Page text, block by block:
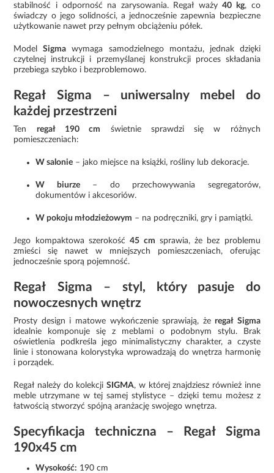
stabilność i odporność na zarysowania. Regał waży40 kg, co
świadczy o jego solidności, a jednocześnie zapewnia bezpieczne
użytkowanie nawet przy pełnym obciążeniu półek.
ModelSigma wymaga samodzielnego montażu, jednak dzięki
czytelnej instrukcji i przemyślanej konstrukcji proces składania
przebiega szybko i bezproblemowo.
Regał Sigma – uniwersalny mebel do
każdej przestrzeni
Ten regał 190 cm świetnie sprawdzi się w różnych
pomieszczeniach:
W salonie – jako miejsce na książki, rośliny lub dekoracje.
W biurze– do przechowywania segregatorów,
dokumentów i akcesoriów.
W pokoju młodzieżowym – na podręczniki, gry i pamiątki.
Jego kompaktowa szerokość45 cm sprawia, że bez problemu
zmieści się nawet w mniejszych pomieszczeniach, oferując
jednocześnie sporą pojemność.
Regał Sigma – styl, który pasuje do
nowoczesnych wnętrz
Prosty design i matowe wykończenie sprawiają, żeregał Sigma
idealnie komponuje się z meblami o podobnym stylu. Brak
oświetlenia podkreśla jego minimalistyczny charakter, a czyste
linie i stonowana kolorystyka wprowadzają do wnętrza harmonię
i porządek.
Regał należy do kolekcjiSIGMA, w której znajdziesz również inne
meble utrzymane w tej samej stylistyce – dzięki temu możesz z
łatwością stworzyć spójną aranżację swojego wnętrza.
Specyfikacja techniczna – Regał Sigma
190x45 cm
Wysokość: 190 cm